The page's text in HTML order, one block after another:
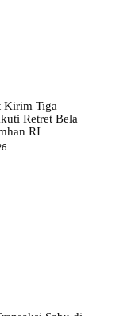
Kirim Tiga
Retret Bela
RI